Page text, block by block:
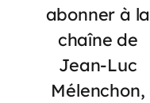
abonner à la
chaîne de
Jean-Luc
Mélenchon,